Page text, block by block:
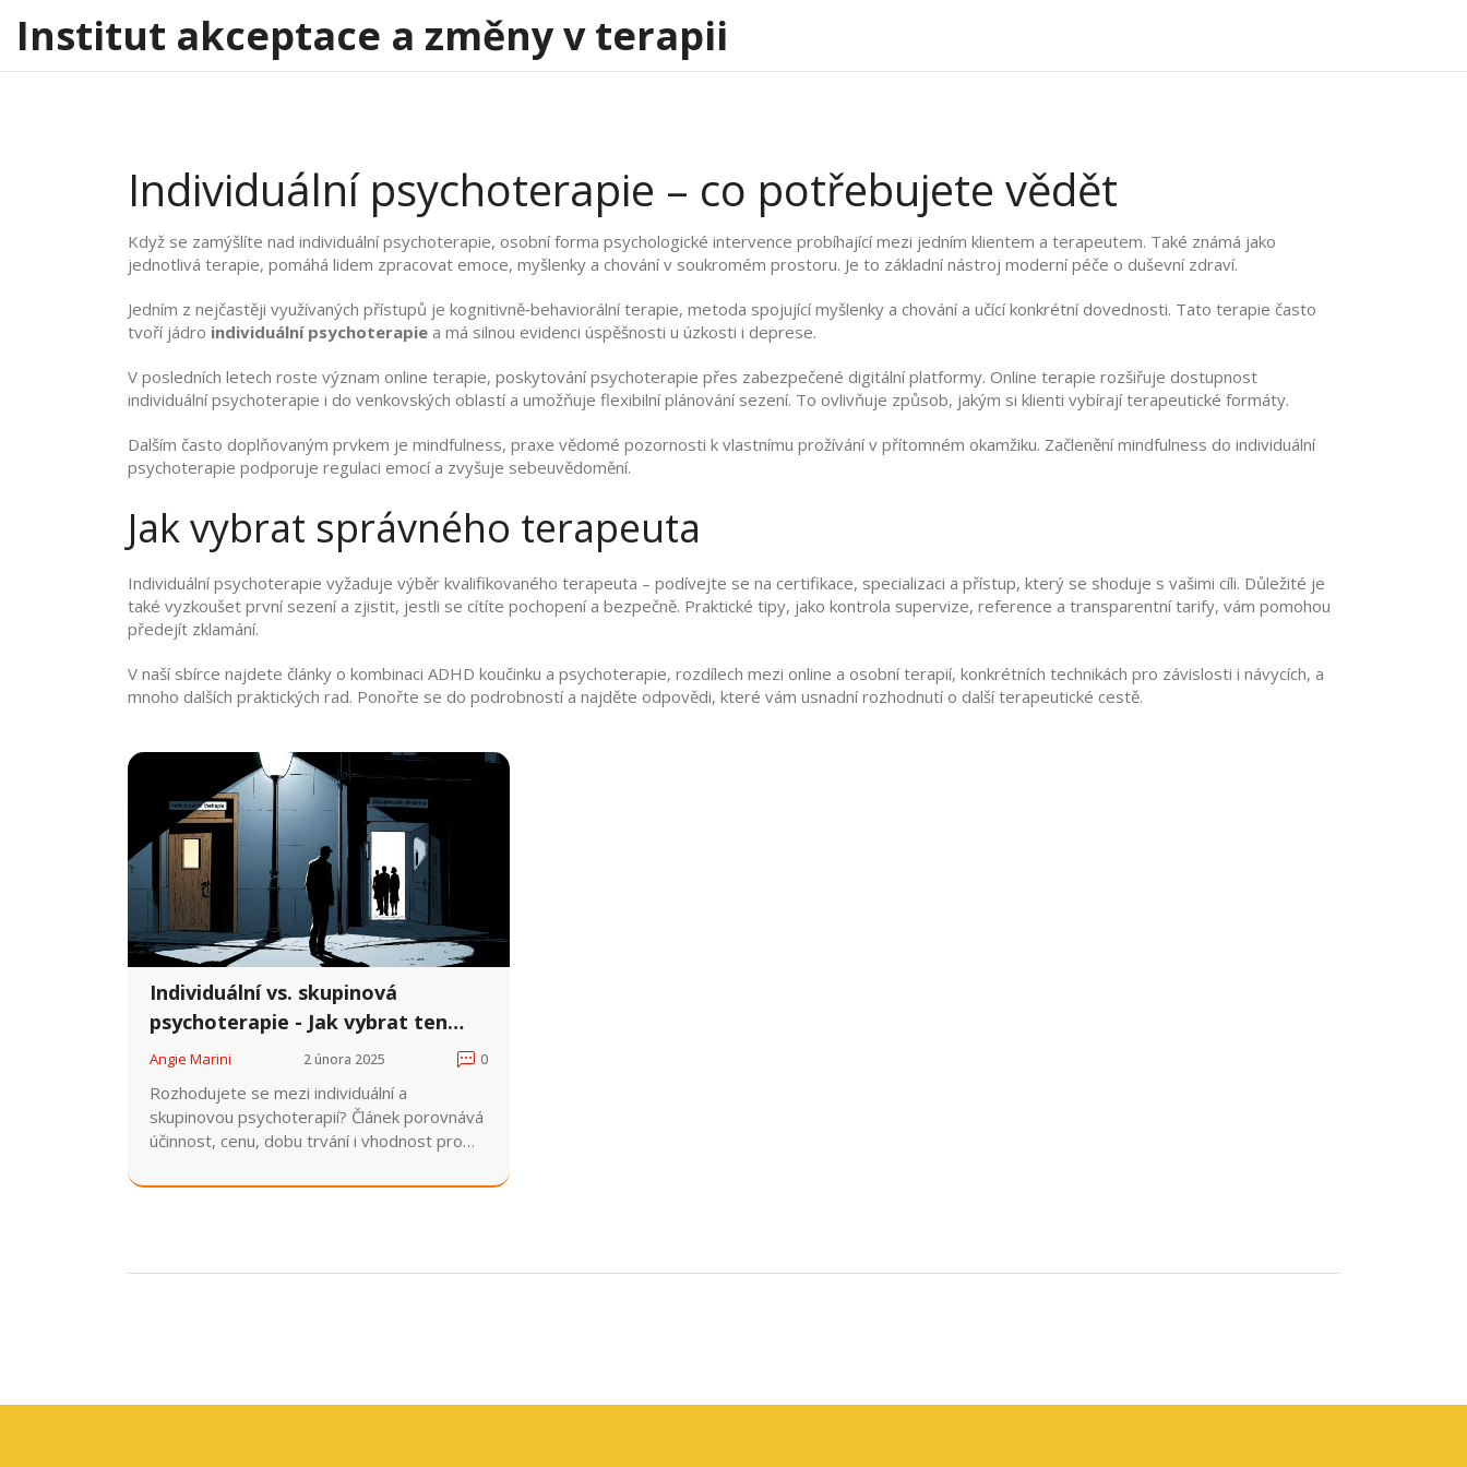
Institut akceptace a změny v terapii
Individuální psychoterapie – co potřebujete vědět
Když se zamýšlíte nad individuální psychoterapie, osobní forma psychologické intervence probíhající mezi jedním klientem a terapeutem. Také známá jako
jednotlivá terapie, pomáhá lidem zpracovat emoce, myšlenky a chování v soukromém prostoru. Je to základní nástroj moderní péče o duševní zdraví.
Jedním z nejčastěji využívaných přístupů je kognitivně‑behaviorální terapie, metoda spojující myšlenky a chování a učící konkrétní dovednosti. Tato terapie často
tvoří jádro individuální psychoterapie a má silnou evidenci úspěšnosti u úzkosti i deprese.
V posledních letech roste význam online terapie, poskytování psychoterapie přes zabezpečené digitální platformy. Online terapie rozšiřuje dostupnost
individuální psychoterapie i do venkovských oblastí a umožňuje flexibilní plánování sezení. To ovlivňuje způsob, jakým si klienti vybírají terapeutické formáty.
Dalším často doplňovaným prvkem je mindfulness, praxe vědomé pozornosti k vlastnímu prožívání v přítomném okamžiku. Začlenění mindfulness do individuální
psychoterapie podporuje regulaci emocí a zvyšuje sebeuvědomění.
Jak vybrat správného terapeuta
Individuální psychoterapie vyžaduje výběr kvalifikovaného terapeuta – podívejte se na certifikace, specializaci a přístup, který se shoduje s vašimi cíli. Důležité je
také vyzkoušet první sezení a zjistit, jestli se cítíte pochopení a bezpečně. Praktické tipy, jako kontrola supervize, reference a transparentní tarify, vám pomohou
předejít zklamání.
V naší sbírce najdete články o kombinaci ADHD koučinku a psychoterapie, rozdílech mezi online a osobní terapií, konkrétních technikách pro závislosti i návycích, a
mnoho dalších praktických rad. Ponořte se do podrobností a najděte odpovědi, které vám usnadní rozhodnutí o další terapeutické cestě.
Individuální vs. skupinová
psychoterapie - Jak vybrat ten
správný formát
Angie Marini 2 února 2025 0
Rozhodujete se mezi individuální a
skupinovou psychoterapií? Článek porovnává
účinnost, cenu, dobu trvání i vhodnost pro
pravý formát.